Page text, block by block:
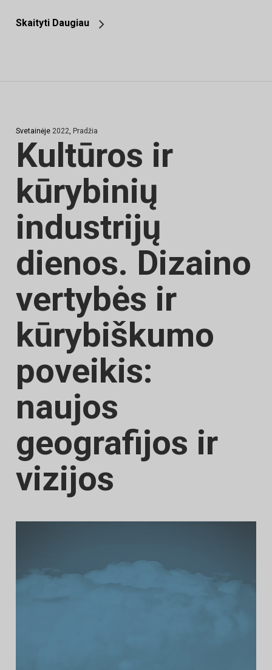
Skaityti Daugiau
Svetainėje 2022, Pradžia
Kultūros ir
kūrybinių
industrijų
dienos. Dizaino
vertybės ir
kūrybiškumo
poveikis:
naujos
geografijos ir
vizijos